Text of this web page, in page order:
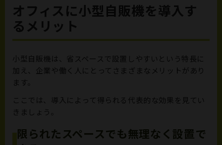
オフィスに小型自販機を導入す
るメリット
小型自販機は、省スペースで設置しやすいという特長に
加え、企業や働く人にとってさまざまなメリットがあり
ます。
ここでは、導入によって得られる代表的な効果を見てい
きましょう。
限られたスペースでも無理なく設置で